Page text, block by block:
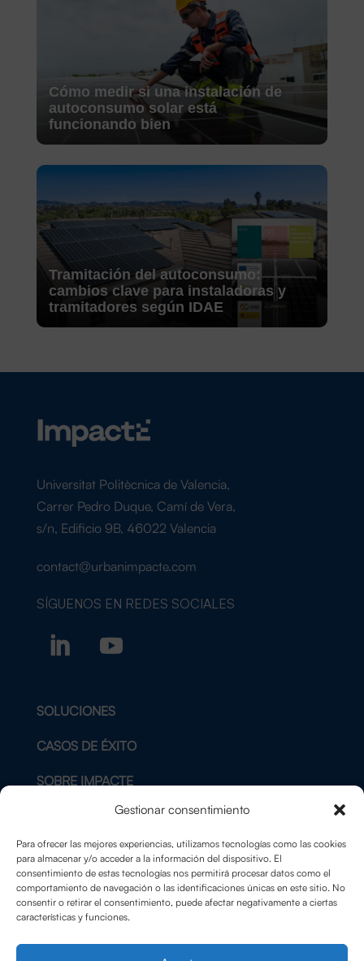
Gestionar consentimiento
Para ofrecer las mejores experiencias, utilizamos tecnologías como las cookies
para almacenar y/o acceder a la información del dispositivo. El
consentimiento de estas tecnologías nos permitirá procesar datos como el
comportamiento de navegación o las identificaciones únicas en este sitio. No
consentir o retirar el consentimiento, puede afectar negativamente a ciertas
características y funciones.
Cómo medir si una instalación de
autoconsumo solar está
funcionando bien
Tramitación del autoconsumo:
cambios clave para instaladoras y
tramitadores según IDAE
Universitat Politècnica de Valencia,
Carrer Pedro Duque, Camí de Vera,
s/n, Edificio 9B, 46022 Valencia
contact@urbanimpacte.com
SÍGUENOS EN REDES SOCIALES
SOLUCIONES
CASOS DE ÉXITO
SOBRE IMPACTE
CONTACTO
AVISO LEGAL